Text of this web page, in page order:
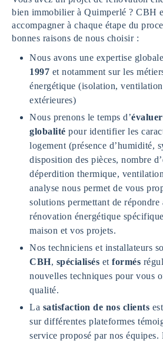
bien immobilier à Quimperlé ? CBH
accompagner à chaque étape du
bonnes raisons de nous choisir :
Nous avons une expertise
1997 et notamment sur les
énergétique (isolation,
extérieures)
Nous prenons le temps d’
globalité pour identifier les
logement (présence d’humidité,
disposition des pièces, nombre
déperdition thermique,
analyse nous permet de vous
solutions permettant de
rénovation énergétique
maison et vos projets.
Nos techniciens et installateurs
CBH, spécialisés et formés
nouvelles techniques pour vous
qualité.
La satisfaction de nos clients
sur différentes plateformes
service proposé par nos équipes.